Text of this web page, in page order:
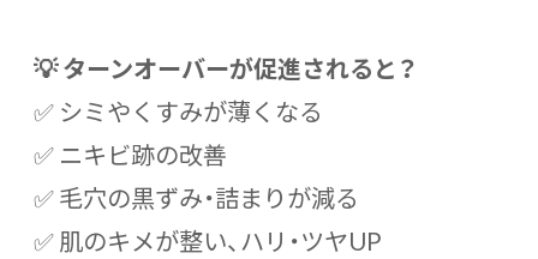
💡 ターンオーバーが促進されると？
✅ シミやくすみが薄くなる
✅ ニキビ跡の改善
✅ 毛穴の黒ずみ・詰まりが減る
✅ 肌のキメが整い、ハリ・ツヤUP